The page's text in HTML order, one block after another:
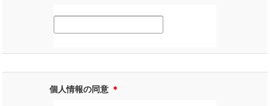
個人情報の同意 ＊